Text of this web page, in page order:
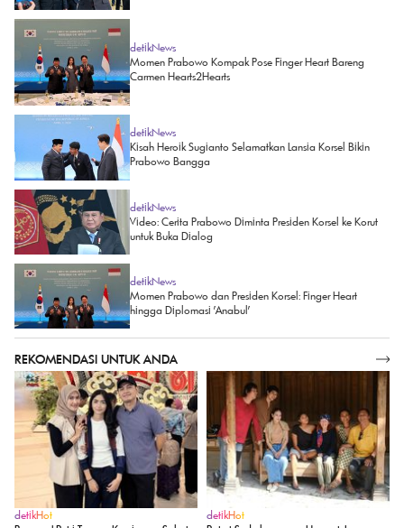
detikNews
Momen Prabowo Kompak Pose Finger Heart Bareng
Carmen Hearts2Hearts
detikNews
Kisah Heroik Sugianto Selamatkan Lansia Korsel Bikin
Prabowo Bangga
detikNews
Video: Cerita Prabowo Diminta Presiden Korsel ke Korut
untuk Buka Dialog
detikNews
Momen Prabowo dan Presiden Korsel: Finger Heart
hingga Diplomasi 'Anabul'
REKOMENDASI UNTUK ANDA
detikHot
detikHot